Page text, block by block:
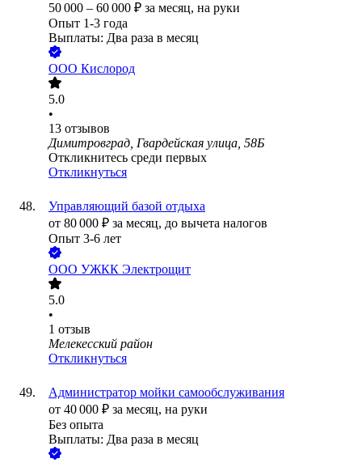
50 000 – 60 000 ₽ за месяц, на руки
Опыт 1-3 года
Выплаты: Два раза в месяц
ООО Кислород
5.0
•
13 отзывов
Димитровград, Гвардейская улица, 58Б
Откликнитесь среди первых
Откликнуться
Управляющий базой отдыха
от 80 000 ₽ за месяц, до вычета налогов
Опыт 3-6 лет
ООО УЖКК Электрощит
5.0
•
1 отзыв
Мелекесский район
Откликнуться
Администратор мойки самообслуживания
от 40 000 ₽ за месяц, на руки
Без опыта
Выплаты: Два раза в месяц